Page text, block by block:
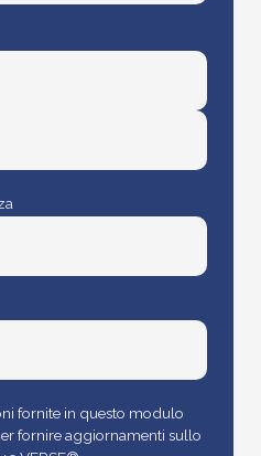
fornite in questo modulo
fornire aggiornamenti sullo